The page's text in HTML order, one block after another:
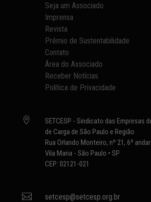
Seja um Associado
Imprensa
Revista
Prêmio de Sustentabilidade
Contato
Área do Associado
Receber Notícias
Política de Privacidade

SETCESP - Sindicato das Empresas
de Carga de São Paulo e Região
Rua Orlando Monteiro, nº 21, 6º andar
Vila Maria - São Paulo • SP
CEP: 02121-021
 setcesp@setcesp.org.br